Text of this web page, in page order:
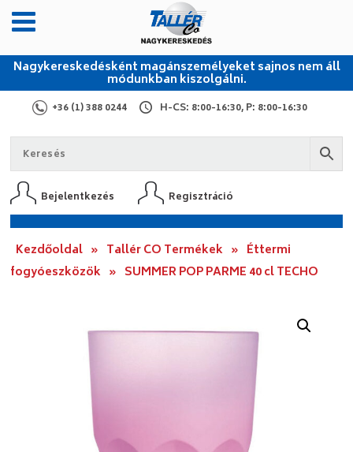
Nagykereskedésként magánszemélyeket sajnos nem áll
módunkban kiszolgálni.
+36 (1) 388 0244 H-CS: 8:00-16:30, P: 8:00-16:30
Bejelentkezés Regisztráció
Kezdőoldal » Tallér CO Termékek » Éttermi
fogyóeszközök » SUMMER POP PARME 40 cl TECHO